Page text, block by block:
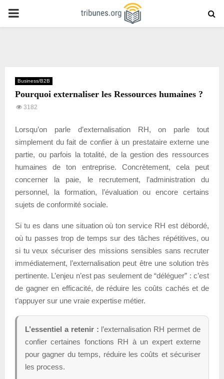
PRIMARY
Business/B2B
Pourquoi externaliser les Ressources humaines ?
3182
Lorsqu’on parle d’externalisation RH, on parle tout
simplement du fait de confier à un prestataire externe une
partie, ou parfois la totalité, de la gestion des ressources
humaines de ton entreprise. Concrètement, cela peut
concerner la paie, le recrutement, l’administration du
personnel, la formation, l’évaluation ou encore certains
sujets de conformité sociale.
Si tu es dans une situation où ton service RH est débordé,
où tu passes trop de temps sur des tâches répétitives, ou
si tu veux sécuriser des missions sensibles sans recruter
immédiatement, l’externalisation peut être une solution très
pertinente. L’enjeu n’est pas seulement de “déléguer” : c’est
de gagner en efficacité, de réduire les coûts cachés et de
t’appuyer sur une vraie expertise métier.
L’essentiel a retenir : l’externalisation RH permet de
confier certaines fonctions RH à un expert externe
pour gagner du temps, réduire les coûts et sécuriser
les process.